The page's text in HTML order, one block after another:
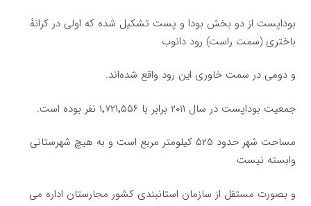
بوداپست از دو بخش بودا و پست تشکیل شده که اولی در کرانهٔ
باختری (سمت راست) رود دانوب
و دومی در سمت خاوری این رود واقع شده‌اند.
جمعیت بوداپست در سال ۲۰۱۱ برابر با ۱٬۷۲۱٬۵۵۶ نفر بوده است.
مساحت شهر حدود ۵۲۵ کیلومتر مربع است و به هیچ شهرستانی
وابسته نیست
و بصورت مستقل از سازمان استانبندی کشور مجارستان اداره می